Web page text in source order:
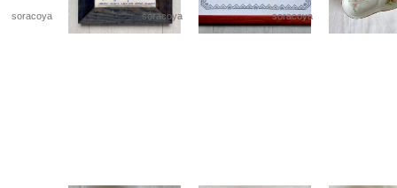
soracoya
ツ 12oter19
soracoya
m34
soracoya